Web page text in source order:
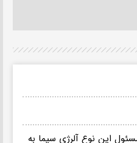
این نوع آلرژی سیما به